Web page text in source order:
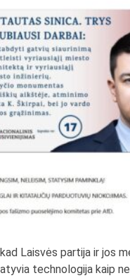
Laisvės partija ir jos
technologija kaip